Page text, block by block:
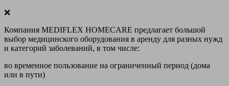
❌
Компания MEDIFLEX HOMECARE предлагает большой
выбор медицинского оборудования в аренду для разных нужд
и категорий заболеваний, в том числе:
во временное пользование на ограниченный период (дома
или в пути)